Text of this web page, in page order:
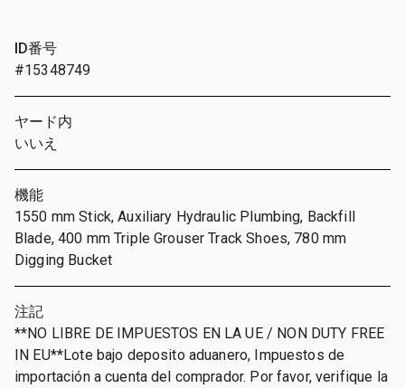
ID番号
#15348749
ヤード内
いいえ
機能
1550 mm Stick, Auxiliary Hydraulic Plumbing, Backfill
Blade, 400 mm Triple Grouser Track Shoes, 780 mm
Digging Bucket
注記
**NO LIBRE DE IMPUESTOS EN LA UE / NON DUTY FREE
IN EU**Lote bajo deposito aduanero, Impuestos de
importación a cuenta del comprador. Por favor, verifique la